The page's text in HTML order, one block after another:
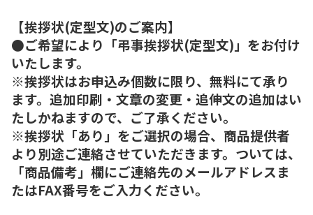
【挨拶状(定型文)のご案内】
●ご希望により「弔事挨拶状(定型文)」をお付け
いたします。
※挨拶状はお申込み個数に限り、無料にて承り
ます。追加印刷・文章の変更・追伸文の追加はい
たしかねますので、ご了承ください。
※挨拶状「あり」をご選択の場合、商品提供者
より別途ご連絡させていただきます。ついては、
「商品備考」欄にご連絡先のメールアドレスま
たはFAX番号をご入力ください。